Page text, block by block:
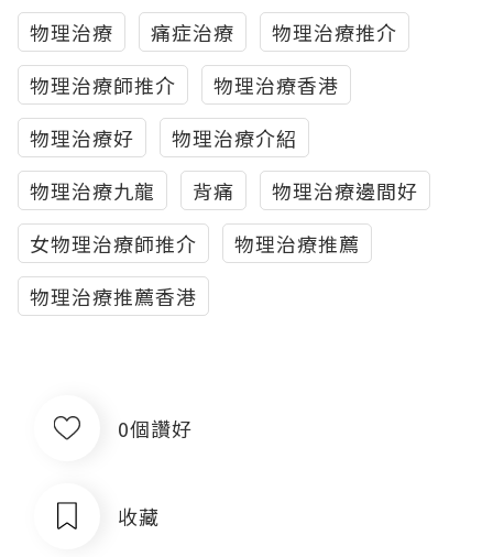
物理治療
痛症治療
物理治療推介
物理治療師推介
物理治療香港
物理治療好
物理治療介紹
物理治療九龍
背痛
物理治療邊間好
女物理治療師推介
物理治療推薦
物理治療推薦香港
0個讚好
收藏